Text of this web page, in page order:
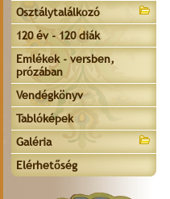
Osztálytalálkozó
120 év - 120 diák
Emlékek - versben,
prózában
Vendégkönyv
Tablóképek
Galéria
Elérhetőség